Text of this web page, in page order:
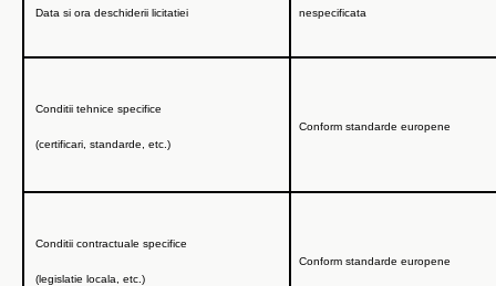
Data si ora deschiderii licitatiei nespecificata
Conditii tehnice specifice
(certificari, standarde, etc.)
Conform standarde europene
Conditii contractuale specifice
(legislatie locala, etc.)
Conform standarde europene